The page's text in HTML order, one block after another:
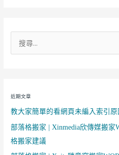
字
:
近期文章
教大家簡單的看網頁未編入索引原
部落格搬家 | Xinmedia欣傳媒搬家
格搬家建議